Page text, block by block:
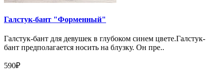
Галстук-бант "Форменный"
Галстук-бант для девушек в глубоком синем цвете.Галстук-
бант предполагается носить на блузку. Он пре..
590₽